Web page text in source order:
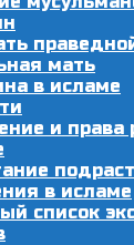
мать
в исламе
и права
в исламе
список